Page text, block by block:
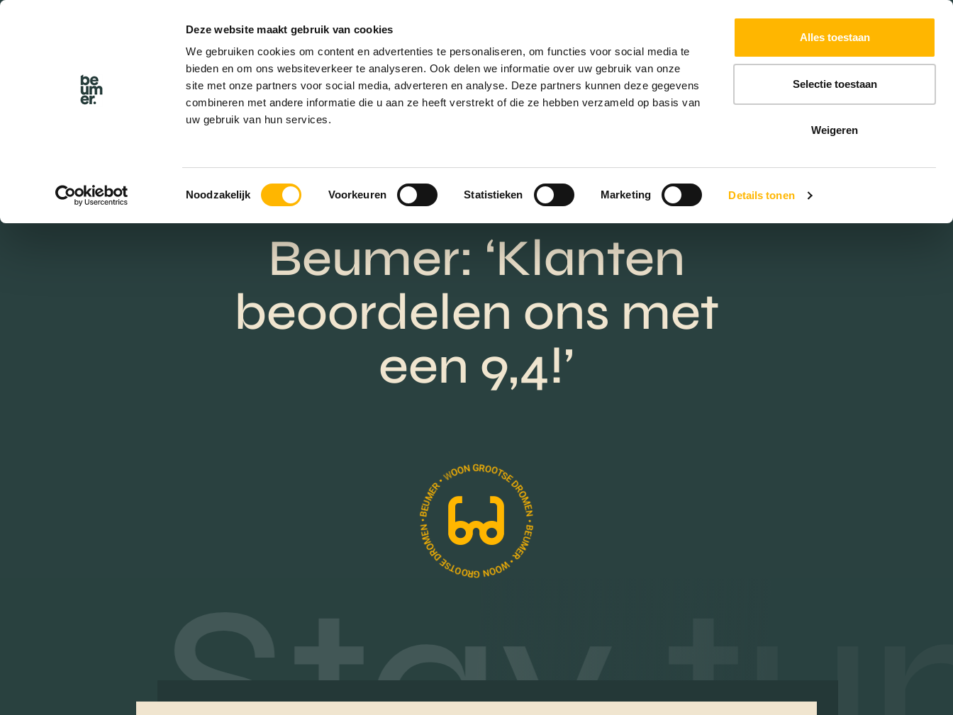
Deze website maakt gebruik van cookies
We gebruiken cookies om content en advertenties te personaliseren, om functies voor social media te
bieden en om ons websiteverkeer te analyseren. Ook delen we informatie over uw gebruik van onze
site met onze partners voor social media, adverteren en analyse. Deze partners kunnen deze gegevens
combineren met andere informatie die u aan ze heeft verstrekt of die ze hebben verzameld op basis van
uw gebruik van hun services.
Toestemmingsselectie
Noodzakelijk Voorkeuren Statistieken Marketing Details tonen
Alles toestaan
Selectie toestaan
Weigeren
EXTRA DIENSTEN
Erik is directeur bij
makelaarskantoor
Beumer: ‘Klanten
beoordelen ons met
een 9,4!’